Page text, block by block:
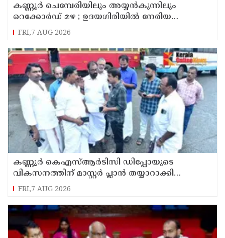
കണ്ണൂർ ചെമ്പേരിയിലും അയ്യൻകുന്നിലും
റെക്കോർഡ് മഴ ; ഉദയഗിരിയിൽ നേരിയ
ഉരുൾപൊട്ടൽ; 13 പേരെ ക്യാമ്പിലേക്ക് മാറ്റി
FRI,7 AUG 2026
കണ്ണൂർ കെഎസ്ആർടിസി ഡിപ്പോയുടെ
വികസനത്തിന് മാസ്റ്റർ പ്ലാൻ തയ്യാറാക്കി
സമർപ്പിക്കും : ടി ഒ മോഹനൻ എം എൽ എ
FRI,7 AUG 2026